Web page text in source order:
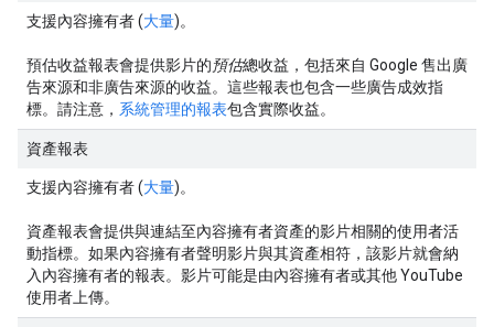
支援內容擁有者 (大量)。
預估收益報表會提供影片的預估總收益，包括來自 Google 售出廣
告來源和非廣告來源的收益。這些報表也包含一些廣告成效指
標。請注意， 系統管理的報表包含實際收益。
資產報表
支援內容擁有者 (大量)。
資產報表會提供與連結至內容擁有者資產的影片相關的使用者活
動指標。如果內容擁有者聲明影片與其資產相符，該影片就會納
入內容擁有者的報表。影片可能是由內容擁有者或其他 YouTube
使用者上傳。